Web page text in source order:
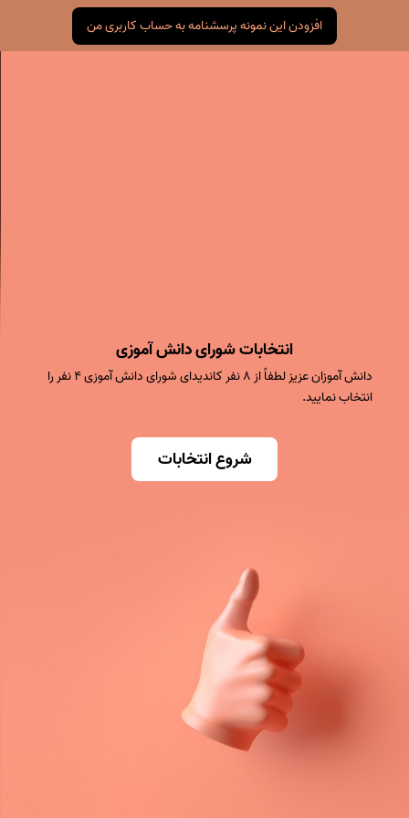
افزودن این نمونه پرسشنامه به حساب کاربری من
انتخابات شورای دانش آموزی
دانش آموزان عزیز لطفاً از ۸ نفر کاندیدای شورای دانش آموزی ۴ نفر را
انتخاب نمایید.
شروع انتخابات